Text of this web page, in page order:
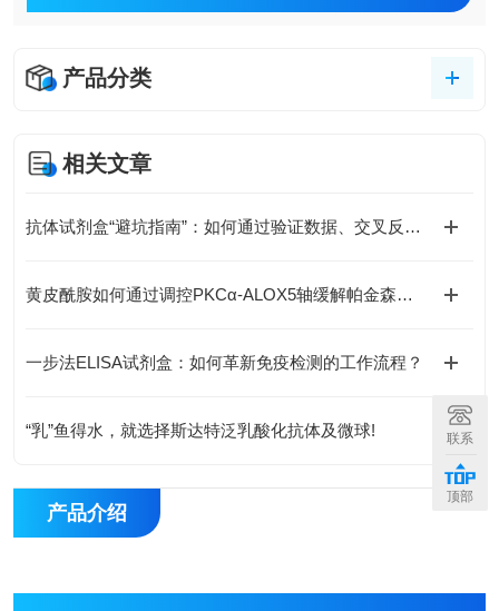
产品分类
相关文章
抗体试剂盒“避坑指南”：如何通过验证数据、交叉反应率、批次稳定性选对产品？
黄皮酰胺如何通过调控PKCα-ALOX5轴缓解帕金森病神经损伤？
一步法ELISA试剂盒：如何革新免疫检测的工作流程？
“乳”鱼得水，就选择斯达特泛乳酸化抗体及微球!
产品介绍
联系
顶部